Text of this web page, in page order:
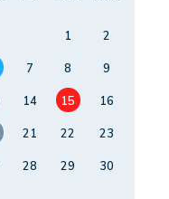
1
2
7 8
9
14 15
16
21 22
23
28 29
30